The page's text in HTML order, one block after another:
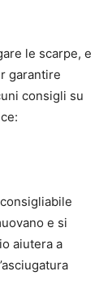
le scarpe, e
garantire
consigli su
e si
aiutera a